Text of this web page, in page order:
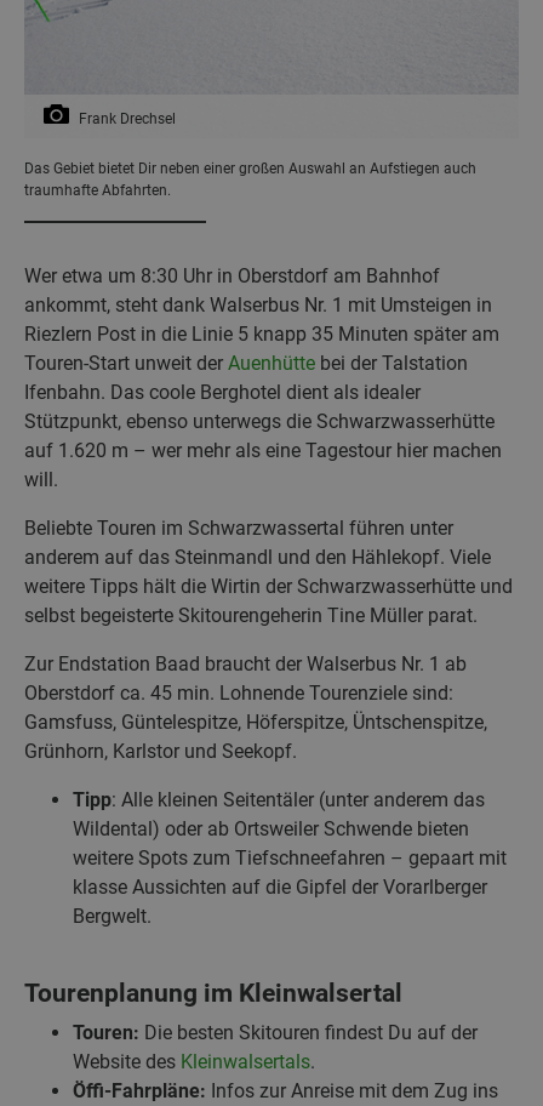
Frank Drechsel
Das Gebiet bietet Dir neben einer großen Auswahl an Aufstiegen auch
traumhafte Abfahrten.
Wer etwa um 8:30 Uhr in Oberstdorf am Bahnhof
ankommt, steht dank Walserbus Nr. 1 mit Umsteigen in
Riezlern Post in die Linie 5 knapp 35 Minuten später am
Touren-Start unweit der Auenhütte bei der Talstation
Ifenbahn. Das coole Berghotel dient als idealer
Stützpunkt, ebenso unterwegs die Schwarzwasserhütte
auf 1.620 m – wer mehr als eine Tagestour hier machen
will.
Beliebte Touren im Schwarzwassertal führen unter
anderem auf das Steinmandl und den Hählekopf. Viele
weitere Tipps hält die Wirtin der Schwarzwasserhütte und
selbst begeisterte Skitourengeherin Tine Müller parat.
Zur Endstation Baad braucht der Walserbus Nr. 1 ab
Oberstdorf ca. 45 min. Lohnende Tourenziele sind:
Gamsfuss, Güntelespitze, Höferspitze, Üntschenspitze,
Grünhorn, Karlstor und Seekopf.
Tipp: Alle kleinen Seitentäler (unter anderem das
Wildental) oder ab Ortsweiler Schwende bieten
weitere Spots zum Tiefschneefahren – gepaart mit
klasse Aussichten auf die Gipfel der Vorarlberger
Bergwelt.
Tourenplanung im Kleinwalsertal
Touren: Die besten Skitouren findest Du auf der
Website des Kleinwalsertals.
Öffi-Fahrpläne: Infos zur Anreise mit dem Zug ins